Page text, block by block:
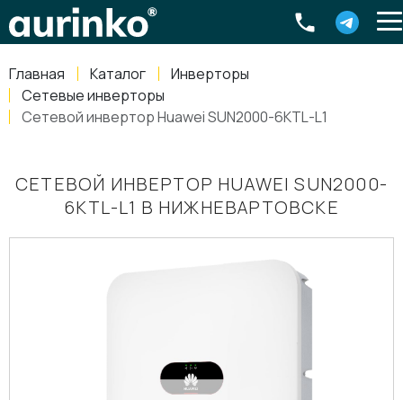
Главная Каталог
Инверторы
Сетевые инверторы
Сетевой инвертор Huawei SUN2000-6KTL-L1
СЕТЕВОЙ ИНВЕРТОР HUAWEI SUN2000-
6KTL-L1 В НИЖНЕВАРТОВСКЕ
Россия, Свердловская область Екатеринбург ,
8-800-770-79-40